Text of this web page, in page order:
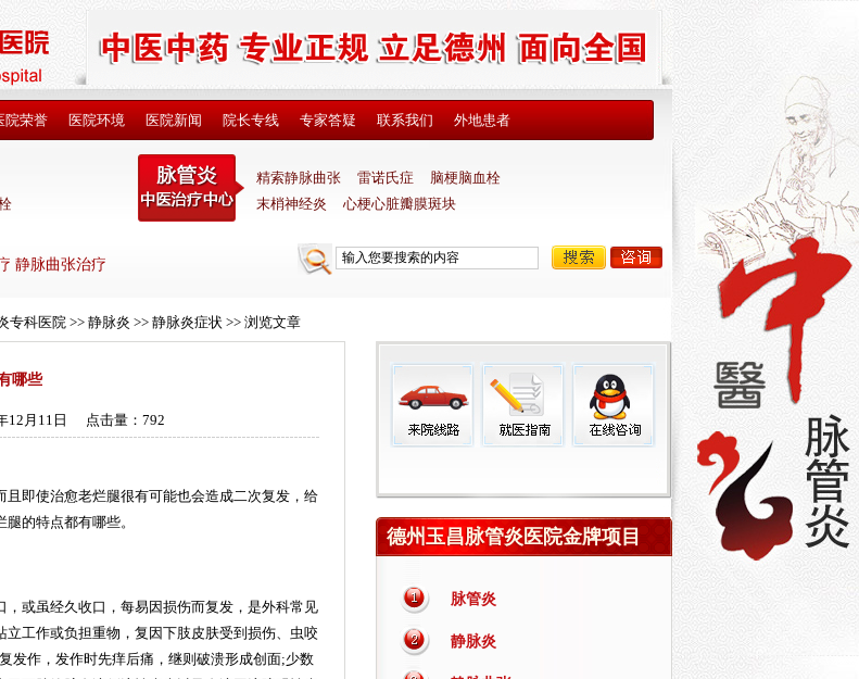
院荣誉 医院环境 医院新闻 院长专线 专家答疑 联系我们 外地患者
精索静脉曲张 雷诺氏症
脑梗脑血栓
末梢神经炎
心梗心脏瓣膜斑块
静脉曲张治疗
专科医院 >> 静脉炎 >> 静脉炎症状 >> 浏览文章
哪些
12月11日 点击量： 792
且即使治愈老烂腿很有可能也会造成二次复发，给
的特点都有哪些。
或虽经久收口，每易因损伤而复发，是外科常见
工作或负担重物，复因下肢皮肤受到损伤、虫咬
发作，发作时先痒后痛，继则破溃形成创面;少数
德州玉昌脉管炎医院金牌项目
脉管炎
静脉炎